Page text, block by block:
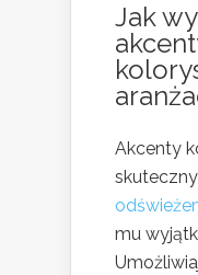
Jak
Akcenty
mu